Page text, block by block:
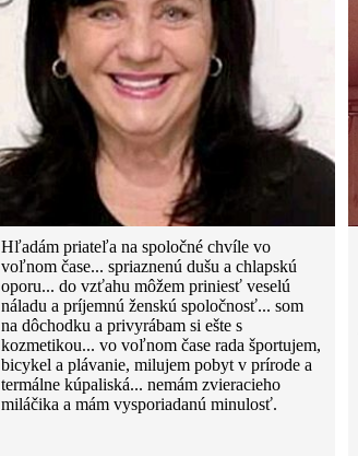
Hľadám priateľa na spoločné chvíle vo
voľnom čase... spriaznenú dušu a chlapskú
oporu... do vzťahu môžem priniesť veselú
náladu a príjemnú ženskú spoločnosť... som
na dôchodku a privyrábam si ešte s
kozmetikou... vo voľnom čase rada športujem,
bicykel a plávanie, milujem pobyt v prírode a
termálne kúpaliská... nemám zvieracieho
miláčika a mám vysporiadanú minulosť.